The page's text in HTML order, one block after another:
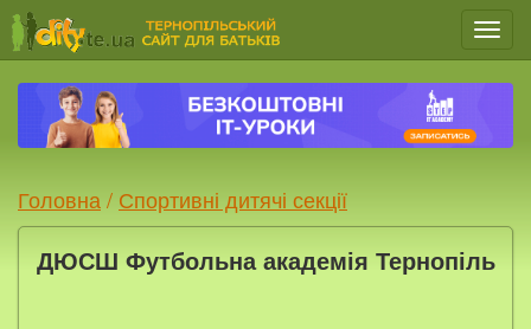
Меню
Головна / Спортивні дитячі секції
ДЮСШ Футбольна академія Тернопіль